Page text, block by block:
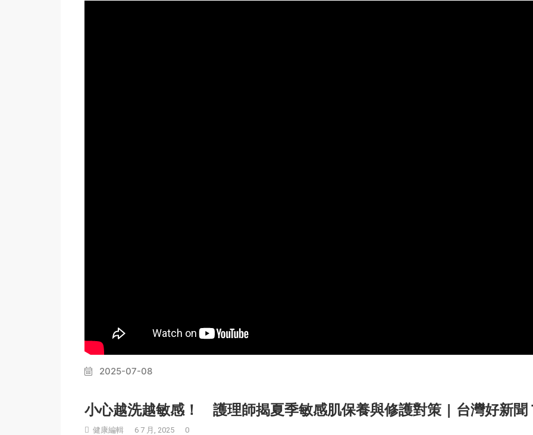
2025-07-08
小心越洗越敏感！ 護理師揭夏季敏感肌保養與修護對策 | 台灣好新
健康編輯 6 7 月, 2025 0